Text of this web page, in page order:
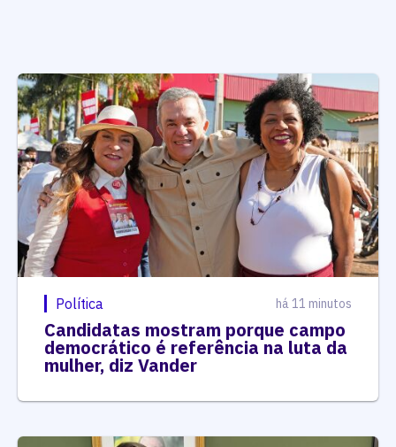
Política há 11 minutos
Candidatas mostram porque campo
democrático é referência na luta da
mulher, diz Vander